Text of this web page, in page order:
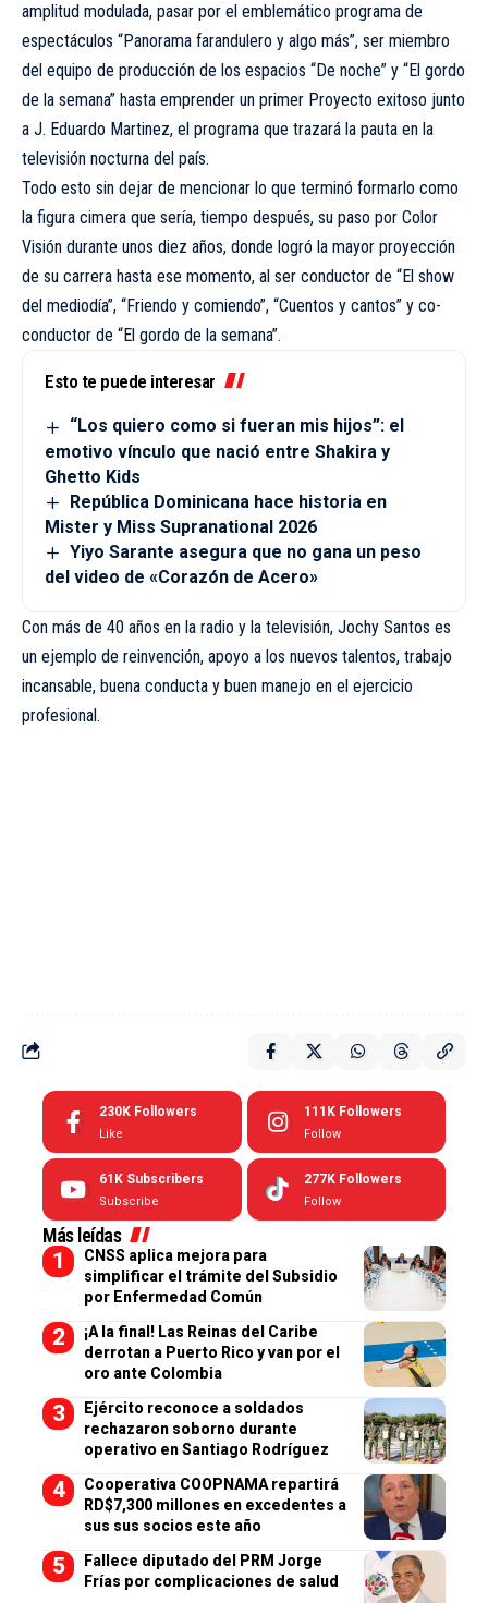
amplitud modulada, pasar por el emblemático programa de
espectáculos “Panorama farandulero y algo más”, ser miembro
del equipo de producción de los espacios “De noche” y “El gordo
de la semana” hasta emprender un primer Proyecto exitoso junto
a J. Eduardo Martinez, el programa que trazará la pauta en la
televisión nocturna del país.
Todo esto sin dejar de mencionar lo que terminó formarlo como
la figura cimera que sería, tiempo después, su paso por Color
Visión durante unos diez años, donde logró la mayor proyección
de su carrera hasta ese momento, al ser conductor de “El show
del mediodía”, “Friendo y comiendo”, “Cuentos y cantos” y co-
conductor de “El gordo de la semana”.
Esto te puede interesar
“Los quiero como si fueran mis hijos”: el
emotivo vínculo que nació entre Shakira y
Ghetto Kids
República Dominicana hace historia en
Mister y Miss Supranational 2026
Yiyo Sarante asegura que no gana un peso
del video de «Corazón de Acero»
Con más de 40 años en la radio y la televisión, Jochy Santos es
un ejemplo de reinvención, apoyo a los nuevos talentos, trabajo
incansable, buena conducta y buen manejo en el ejercicio
profesional.
230K Followers
Like
111K Followers
Follow
61K Subscribers
Subscribe
277K Followers
Follow
Más leídas
CNSS aplica mejora para
simplificar el trámite del Subsidio
por Enfermedad Común
¡A la final! Las Reinas del Caribe
derrotan a Puerto Rico y van por el
oro ante Colombia
Ejército reconoce a soldados
rechazaron soborno durante
operativo en Santiago Rodríguez
Cooperativa COOPNAMA repartirá
RD$7,300 millones en excedentes a
sus sus socios este año
Fallece diputado del PRM Jorge
Frías por complicaciones de salud